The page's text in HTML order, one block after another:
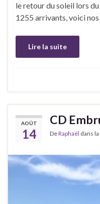
le retour du soleil lors
1255 arrivants, voici
Lire la suite
AOÛT
14
CD
DeRaphaël dans